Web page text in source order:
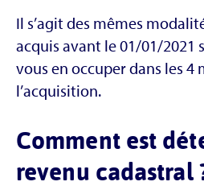
Il s’agit des mêmes
acquis avant le 01/01/2021
vous en occuper dans les 4
l’acquisition.
Comment est
revenu cadastral